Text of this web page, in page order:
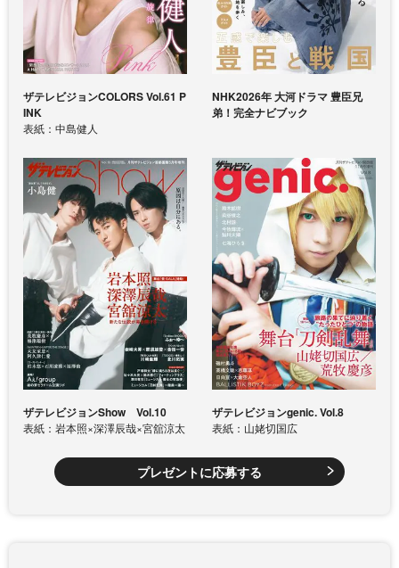
ザテレビジョンCOLORS Vol.61 P
INK
表紙：中島健人
NHK2026年 大河ドラマ 豊臣兄
弟！完全ナビブック
ザテレビジョンShow Vol.10
表紙：岩本照×深澤辰哉×宮舘涼太
ザテレビジョンgenic. Vol.8
表紙：山姥切国広
プレゼントに応募する